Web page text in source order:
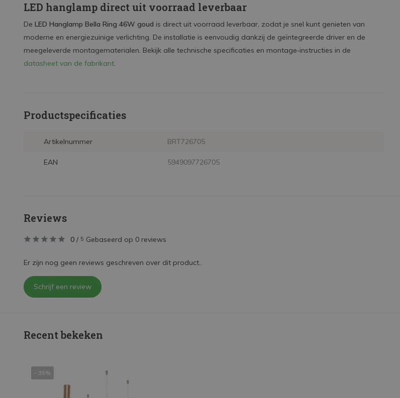
LED hanglamp direct uit voorraad leverbaar
De LED Hanglamp Bella Ring 46W goud is direct uit voorraad leverbaar, zodat je snel kunt genieten van
moderne en energiezuinige verlichting. De installatie is eenvoudig dankzij de geïntegreerde driver en de
meegeleverde montagematerialen. Bekijk alle technische specificaties en montage‑instructies in de
datasheet van de fabrikant.
Productspecificaties
Artikelnummer BRT726705
EAN 5949097726705
Reviews
0 / 5 Gebaseerd op 0 reviews
Er zijn nog geen reviews geschreven over dit product..
Schrijf een review
Recent bekeken
- 35%